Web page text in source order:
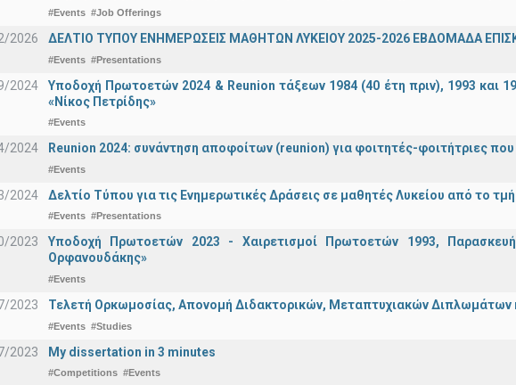
#Events #Job Offerings
2026 ΔΕΛΤΙΟ ΤΥΠΟΥ ΕΝΗΜΕΡΩΣΕΙΣ ΜΑΘΗΤΩΝ ΛΥΚΕΙΟΥ 2025-2026 ΕΒΔΟΜΑΔΑ
#Events #Presentations
2024
Υποδοχή Πρωτοετών 2024 & Reunion τάξεων 1984 (40 έτη πριν), 1993 και
«Νίκος Πετρίδης»
#Events
2024 Reunion 2024: συνάντηση αποφοίτων (reunion) για φοιτητές-φοιτήτριες που
#Events
2024 Δελτίο Τύπου για τις Ενημερωτικές Δράσεις σε μαθητές Λυκείου από το
#Events #Presentations
2023
Υποδοχή Πρωτοετών 2023 - Χαιρετισμοί Πρωτοετών 1993,
Ορφανουδάκης»
#Events
2023 Τελετή Ορκωμοσίας, Απονομή Διδακτορικών, Μεταπτυχιακών Διπλωμάτων
#Events #Studies
2023 My dissertation in 3 minutes
#Competitions #Events